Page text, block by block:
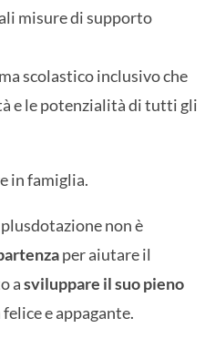
misure di supporto
scolastico inclusivo che
e le potenzialità di tutti gli
in famiglia.
non è
per aiutare il
asviluppare il suo pieno
e appagante.